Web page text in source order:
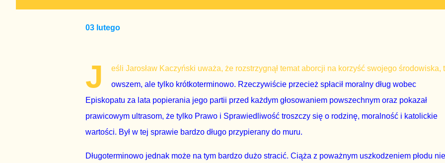
03 lutego
J
eśli Jarosław Kaczyński uważa, że rozstrzygnął temat aborcji na korzyść swojego środowiska,
owszem, ale tylko krótkoterminowo. Rzeczywiście przecież spłacił moralny dług wobec
Episkopatu za lata popierania jego partii przed każdym głosowaniem powszechnym oraz pokazał
prawicowym ultrasom, że tylko Prawo i Sprawiedliwość troszczy się o rodzinę, moralność i katolickie
wartości. Był w tej sprawie bardzo długo przypierany do muru.
Długoterminowo jednak może na tym bardzo dużo stracić. Ciąża z poważnym uszkodzeniem płodu nie